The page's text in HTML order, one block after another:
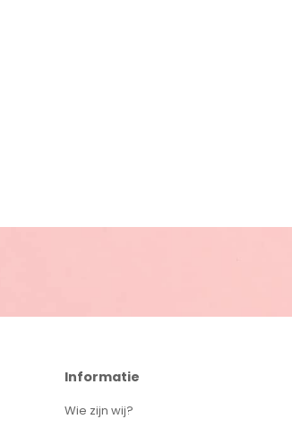
Informatie
Wie zijn wij?